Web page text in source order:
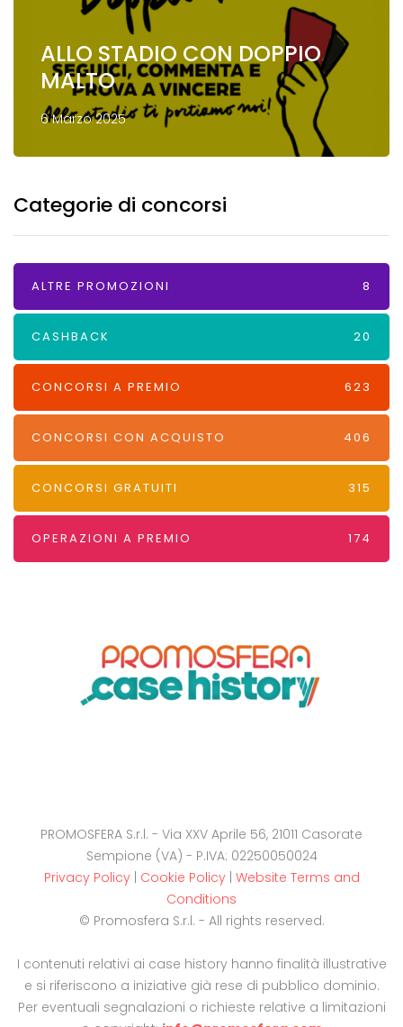
ALLO STADIO CON DOPPIO
MALTO
6 Marzo 2025
Categorie di concorsi
ALTRE PROMOZIONI 8
CASHBACK 20
CONCORSI A PREMIO 623
CONCORSI CON ACQUISTO 406
CONCORSI GRATUITI 315
OPERAZIONI A PREMIO 174
PROMOSFERA S.r.l. - Via XXV Aprile 56, 21011 Casorate
Sempione (VA) - P.IVA: 02250050024
Privacy Policy| Cookie Policy| Website Terms and
Conditions
© Promosfera S.r.l. - All rights reserved.
I contenuti relativi ai case history hanno finalità illustrative
e si riferiscono a iniziative già rese di pubblico dominio.
Per eventuali segnalazioni o richieste relative a limitazioni